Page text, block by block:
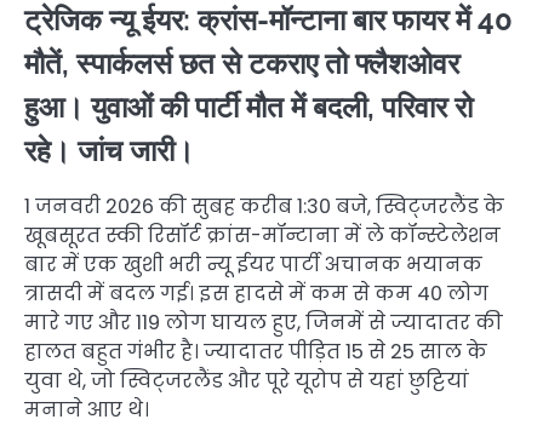
ट्रेजिक न्यू ईयर: क्रांस-मॉन्टाना बार फायर में 40
मौतें, स्पार्कलर्स छत से टकराए तो फ्लैशओवर
हुआ। युवाओं की पार्टी मौत में बदली, परिवार रो
रहे। जांच जारी।
1 जनवरी 2026 की सुबह करीब 1:30 बजे, स्विट्जरलैंड के
खूबसूरत स्की रिसॉर्ट क्रांस-मॉन्टाना में ले कॉन्स्टेलेशन
बार में एक खुशी भरी न्यू ईयर पार्टी अचानक भयानक
त्रासदी में बदल गई। इस हादसे में कम से कम 40 लोग
मारे गए और 119 लोग घायल हुए, जिनमें से ज्यादातर की
हालत बहुत गंभीर है। ज्यादातर पीड़ित 15 से 25 साल के
युवा थे, जो स्विट्जरलैंड और पूरे यूरोप से यहां छुट्टियां
मनाने आए थे।